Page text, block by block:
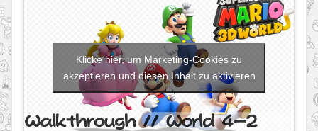
Klicke hier, um Marketing-Cookies zu
akzeptieren und diesen Inhalt zu aktivieren